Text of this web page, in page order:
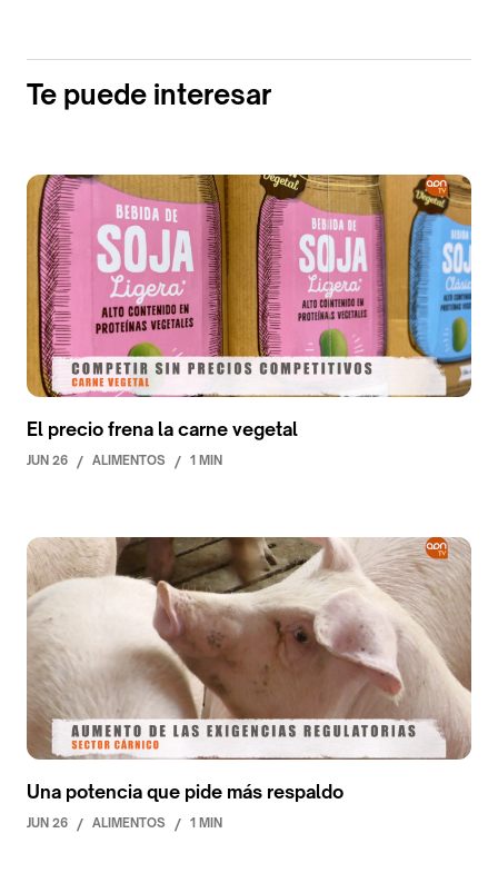
Te puede interesar
El precio frena la carne vegetal
JUN 26 / ALIMENTOS / 1 MIN
Una potencia que pide más respaldo
JUN 26 / ALIMENTOS / 1 MIN